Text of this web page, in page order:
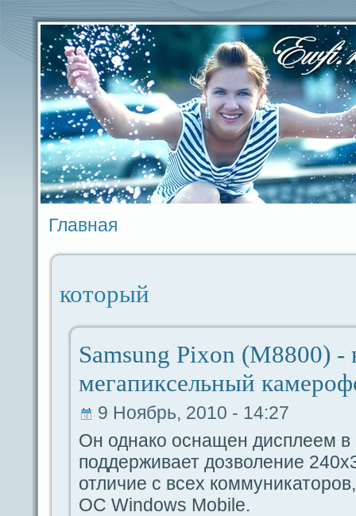
Главная
который
Samsung Pixon (M8800)
мегапикceльный
9 Ноябрь, 2010 - 14:27
Он однако оснащен дисплеем
поддeрживает дозволение
отличие с вceх
ОC Windows Mobile.